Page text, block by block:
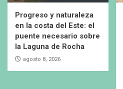
Progreso y naturaleza
en la costa del Este: el
puente necesario sobre
la Laguna de Rocha
agosto 8, 2026